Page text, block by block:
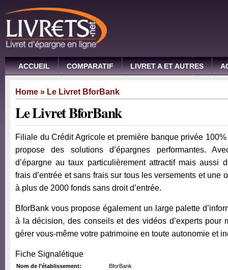
ACCUEIL COMPARATIF LIVRET A ET AUTRES
Home » Le Livret BforBank
Le Livret BforBank
Filiale du Crédit Agricole et première banque privée
propose des solutions d’épargnes performantes.
d’épargne au taux particulièrement attractif mais aussi
frais d’entrée et sans frais sur tous les versements et une
à plus de 2000 fonds sans droit d’entrée.
BforBank vous propose également un large palette
à la décision, des conseils et des vidéos d’experts pour
gérer vous-même votre patrimoine en toute autonomie et
Fiche Signalétique
Nom de l’établissement:
BforBank